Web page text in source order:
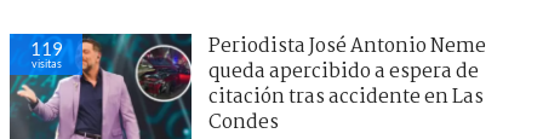
119
visitas
Periodista José Antonio Neme
queda apercibido a espera de
citación tras accidente en Las
Condes